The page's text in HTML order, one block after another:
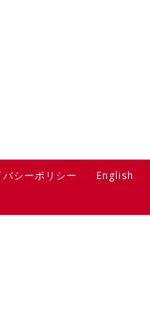
バシーポリシー English